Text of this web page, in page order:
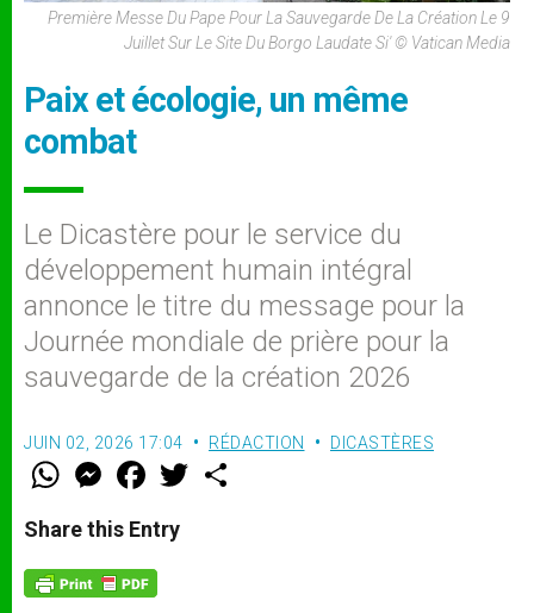
Première Messe Du Pape Pour La Sauvegarde De La Création Le 9
Juillet Sur Le Site Du Borgo Laudate Si' © Vatican Media
Paix et écologie, un même
combat
Le Dicastère pour le service du
développement humain intégral
annonce le titre du message pour la
Journée mondiale de prière pour la
sauvegarde de la création 2026
JUIN 02, 2026 17:04 RÉDACTION DICASTÈRES
W
t
s
p
p
M
e
s
e
g
e
F
a
e
b
o
k
w
Share this Entry